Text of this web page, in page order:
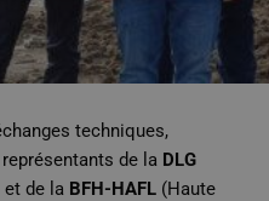
techniques,
représentants de la DLG
de la BFH-HAFL (Haute